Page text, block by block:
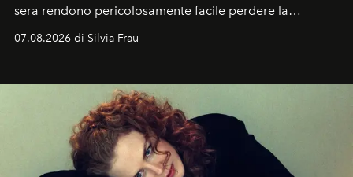
sera rendono pericolosamente facile perdere la
07.08.2026 di Silvia Frau